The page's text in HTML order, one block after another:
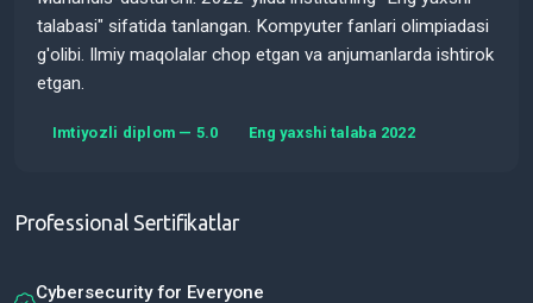
talabasi" sifatida tanlangan. Kompyuter fanlari olimpiadasi
g'olibi. Ilmiy maqolalar chop etgan va anjumanlarda ishtirok
etgan.
Imtiyozli diplom — 5.0 Eng yaxshi talaba 2022
Professional Sertifikatlar
Cybersecurity for Everyone